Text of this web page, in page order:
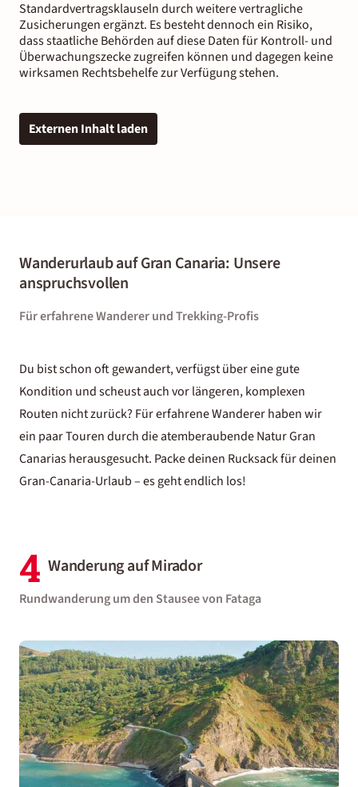
Standardvertragsklauseln durch weitere vertragliche
Zusicherungen ergänzt. Es besteht dennoch ein Risiko,
dass staatliche Behörden auf diese Daten für Kontroll- und
Überwachungszecke zugreifen können und dagegen keine
wirksamen Rechtsbehelfe zur Verfügung stehen.
Externen Inhalt laden
Wanderurlaub auf Gran Canaria: Unsere
anspruchsvollen
Für erfahrene Wanderer und Trekking-Profis
Du bist schon oft gewandert, verfügst über eine gute
Kondition und scheust auch vor längeren, komplexen
Routen nicht zurück? Für erfahrene Wanderer haben wir
ein paar Touren durch die atemberaubende Natur Gran
Canarias herausgesucht. Packe deinen Rucksack für deinen
Gran-Canaria-Urlaub– es geht endlich los!
4 Wanderung auf Mirador
Rundwanderung um den Stausee von Fataga